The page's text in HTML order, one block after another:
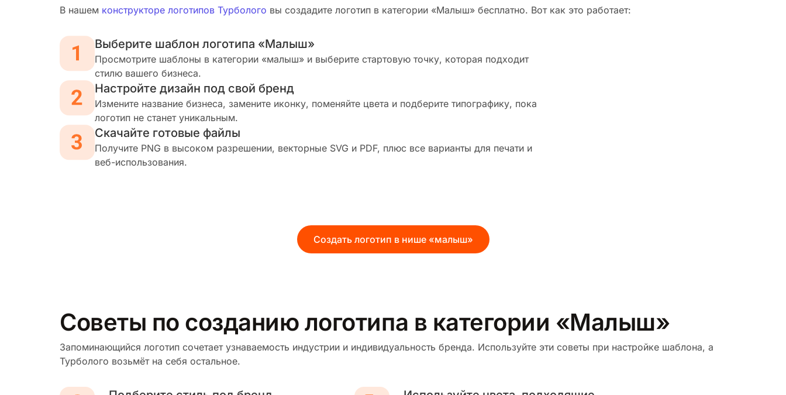
В нашем конструкторе логотипов Турболого вы создадите логотип в категории «Малыш» бесплатно. Вот как это работает:
Выберите шаблон логотипа «Малыш»
Просмотрите шаблоны в категории «малыш» и выберите стартовую точку, которая подходит
стилю вашего бизнеса.
Настройте дизайн под свой бренд
Измените название бизнеса, замените иконку, поменяйте цвета и подберите типографику, пока
логотип не станет уникальным.
Скачайте готовые файлы
Получите PNG в высоком разрешении, векторные SVG и PDF, плюс все варианты для печати и
веб-использования.
Создать логотип в нише «малыш»
Советы по созданию логотипа в категории «Малыш»
Запоминающийся логотип сочетает узнаваемость индустрии и индивидуальность бренда. Используйте эти советы при настройке шаблона, а
Турболого возьмёт на себя остальное.